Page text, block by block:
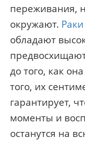
переживания,
окружают. Раки
обладают
до того, как
того, их
гарантирует,
моменты и
останутся на